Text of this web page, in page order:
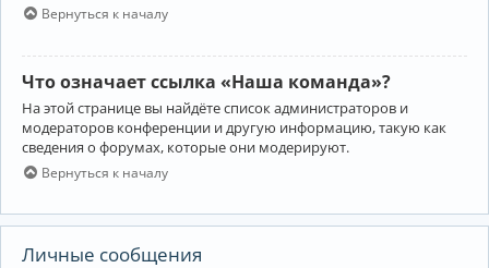
Вернуться к началу
Что означает ссылка «Наша команда»?
На этой странице вы найдёте список администраторов и
модераторов конференции и другую информацию, такую как
сведения о форумах, которые они модерируют.
Вернуться к началу
Личные сообщения